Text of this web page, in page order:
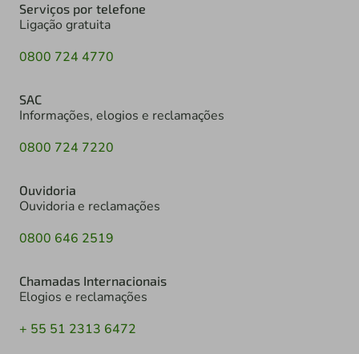
Serviços por telefone
Ligação gratuita
0800 724 4770
SAC
Informações, elogios e reclamações
0800 724 7220
Ouvidoria
Ouvidoria e reclamações
0800 646 2519
Chamadas Internacionais
Elogios e reclamações
+ 55 51 2313 6472